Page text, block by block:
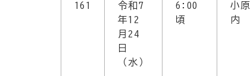
161
令和7
年12
月24
日
（水）
6:00
頃
小
内